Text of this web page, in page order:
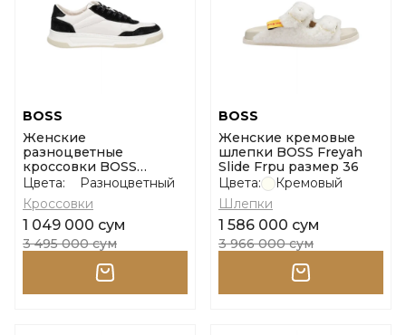
BOSS
Женские
разноцветные
кроссовки BOSS
Baltimore размер 37
Цвета:
Разноцветный
Кроссовки
1 049 000 сум
3 495 000 сум
BOSS
Женские кремовые
шлепки BOSS Freyah
Slide Frpu размер 36
Цвета:
Кремовый
Шлепки
1 586 000 сум
3 966 000 сум